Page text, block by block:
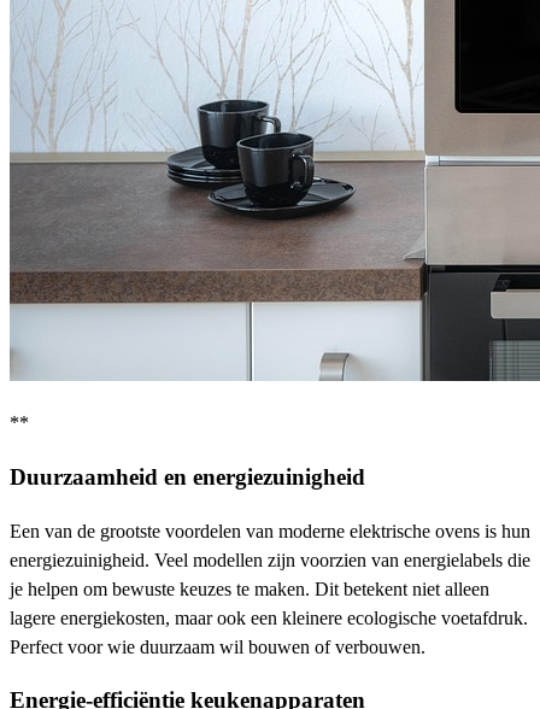
**
Duurzaamheid en energiezuinigheid
Een van de grootste voordelen van moderne elektrische ovens is hun
energiezuinigheid. Veel modellen zijn voorzien van energielabels die
je helpen om bewuste keuzes te maken. Dit betekent niet alleen
lagere energiekosten, maar ook een kleinere ecologische voetafdruk.
Perfect voor wie duurzaam wil bouwen of verbouwen.
Energie-efficiëntie keukenapparaten